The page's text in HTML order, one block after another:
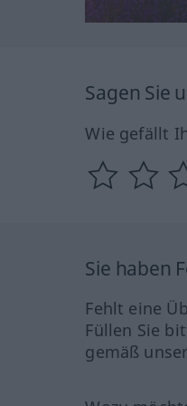
Sagen Sie
Wie gefällt
Sie haben
Fehlt eine
Füllen Sie
gemäß